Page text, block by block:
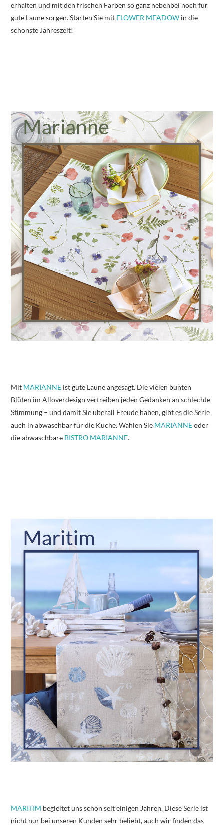
erhalten und mit den frischen Farben so ganz nebenbei noch für
gute Laune sorgen. Starten Sie mit FLOWER MEADOW in die
schönste Jahreszeit!
Mit MARIANNE ist gute Laune angesagt. Die vielen bunten
Blüten im Alloverdesign vertreiben jeden Gedanken an schlechte
Stimmung – und damit Sie überall Freude haben, gibt es die Serie
auch in abwaschbar für die Küche. Wählen Sie MARIANNEoder
die abwaschbare BISTRO MARIANNE.
MARITIM begleitet uns schon seit einigen Jahren. Diese Serie ist
nicht nur bei unseren Kunden sehr beliebt, auch wir finden das